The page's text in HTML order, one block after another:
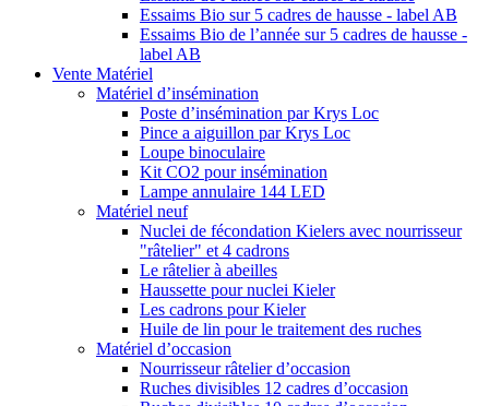
Essaims Bio sur 5 cadres de hausse - label AB
Essaims Bio de l’année sur 5 cadres de hausse -
label AB
Vente Matériel
Matériel d’insémination
Poste d’insémination par Krys Loc
Pince a aiguillon par Krys Loc
Loupe binoculaire
Kit CO2 pour insémination
Lampe annulaire 144 LED
Matériel neuf
Nuclei de fécondation Kielers avec nourrisseur
"râtelier" et 4 cadrons
Le râtelier à abeilles
Haussette pour nuclei Kieler
Les cadrons pour Kieler
Huile de lin pour le traitement des ruches
Matériel d’occasion
Nourrisseur râtelier d’occasion
Ruches divisibles 12 cadres d’occasion